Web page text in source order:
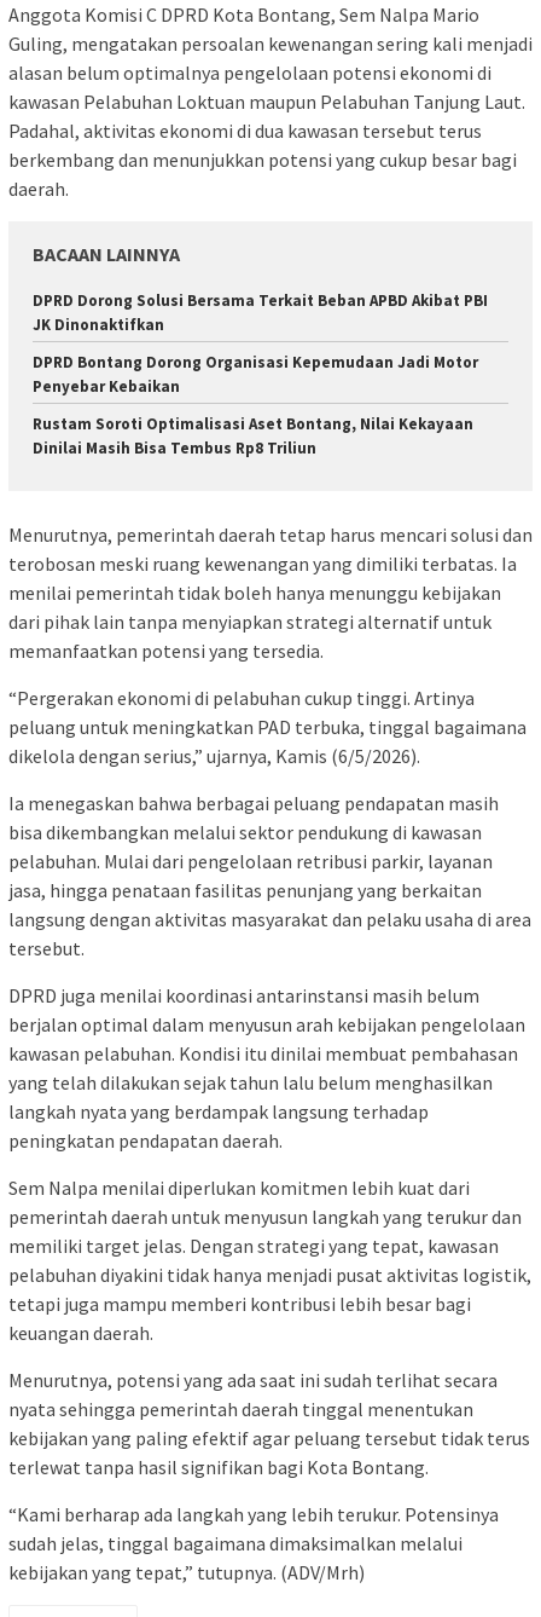
Anggota Komisi C DPRD Kota Bontang, Sem Nalpa Mario
Guling, mengatakan persoalan kewenangan sering kali menjadi
alasan belum optimalnya pengelolaan potensi ekonomi di
kawasan Pelabuhan Loktuan maupun Pelabuhan Tanjung Laut.
Padahal, aktivitas ekonomi di dua kawasan tersebut terus
berkembang dan menunjukkan potensi yang cukup besar bagi
daerah.
BACAAN LAINNYA
DPRD Dorong Solusi Bersama Terkait Beban APBD Akibat PBI
JK Dinonaktifkan
DPRD Bontang Dorong Organisasi Kepemudaan Jadi Motor
Penyebar Kebaikan
Rustam Soroti Optimalisasi Aset Bontang, Nilai Kekayaan
Dinilai Masih Bisa Tembus Rp8 Triliun
Menurutnya, pemerintah daerah tetap harus mencari solusi dan
terobosan meski ruang kewenangan yang dimiliki terbatas. Ia
menilai pemerintah tidak boleh hanya menunggu kebijakan
dari pihak lain tanpa menyiapkan strategi alternatif untuk
memanfaatkan potensi yang tersedia.
“Pergerakan ekonomi di pelabuhan cukup tinggi. Artinya
peluang untuk meningkatkan PAD terbuka, tinggal bagaimana
dikelola dengan serius,” ujarnya, Kamis (6/5/2026).
Ia menegaskan bahwa berbagai peluang pendapatan masih
bisa dikembangkan melalui sektor pendukung di kawasan
pelabuhan. Mulai dari pengelolaan retribusi parkir, layanan
jasa, hingga penataan fasilitas penunjang yang berkaitan
langsung dengan aktivitas masyarakat dan pelaku usaha di area
tersebut.
DPRD juga menilai koordinasi antarinstansi masih belum
berjalan optimal dalam menyusun arah kebijakan pengelolaan
kawasan pelabuhan. Kondisi itu dinilai membuat pembahasan
yang telah dilakukan sejak tahun lalu belum menghasilkan
langkah nyata yang berdampak langsung terhadap
peningkatan pendapatan daerah.
Sem Nalpa menilai diperlukan komitmen lebih kuat dari
pemerintah daerah untuk menyusun langkah yang terukur dan
memiliki target jelas. Dengan strategi yang tepat, kawasan
pelabuhan diyakini tidak hanya menjadi pusat aktivitas logistik,
tetapi juga mampu memberi kontribusi lebih besar bagi
keuangan daerah.
Menurutnya, potensi yang ada saat ini sudah terlihat secara
nyata sehingga pemerintah daerah tinggal menentukan
kebijakan yang paling efektif agar peluang tersebut tidak terus
terlewat tanpa hasil signifikan bagi Kota Bontang.
“Kami berharap ada langkah yang lebih terukur. Potensinya
sudah jelas, tinggal bagaimana dimaksimalkan melalui
kebijakan yang tepat,” tutupnya. (ADV/Mrh)